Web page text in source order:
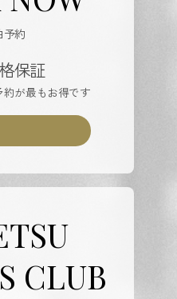
予約
保証
が最もお得です
CLUB